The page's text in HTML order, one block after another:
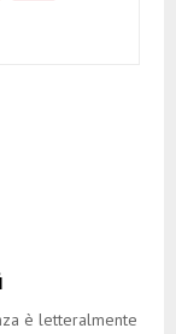
è letteralmente